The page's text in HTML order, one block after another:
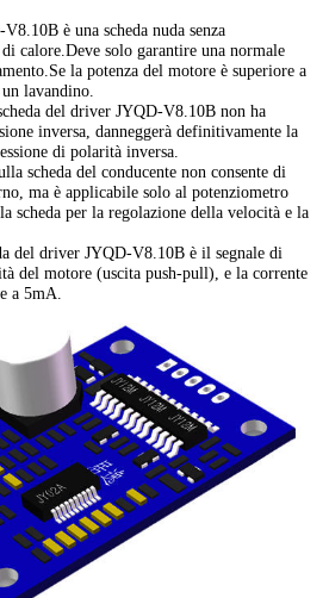
è una scheda nuda senza
calore.Deve solo garantire una normale
la potenza del motore è superiore a
lavandino.
del driver JYQD-V8.10B non ha
inversa, danneggerà definitivamente la
di polarità inversa.
scheda del conducente non consente di
ma è applicabile solo al potenziometro
scheda per la regolazione della velocità e la
del driver JYQD-V8.10B è il segnale di
del motore (uscita push-pull), e la corrente
a 5mA.